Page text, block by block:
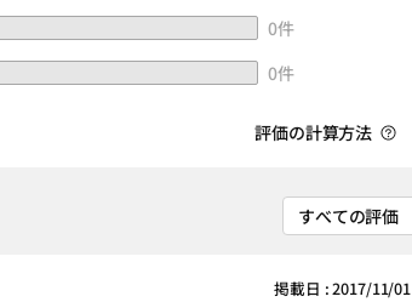
0件
0件
評価の計算方法
掲載日 : 2017/11/01